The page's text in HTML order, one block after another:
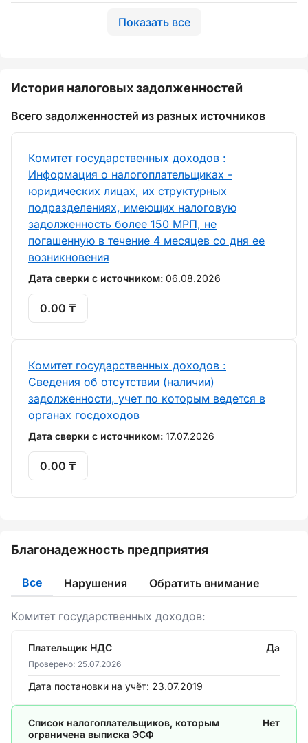
Показать все
История налоговых задолженностей
Всего задолженностей из разных источников
Комитет государственных доходов :
Информация о налогоплательщиках -
юридических лицах, их структурных
подразделениях, имеющих налоговую
задолженность более 150 МРП, не
погашенную в течение 4 месяцев со дня ее
возникновения
Дата сверки с источником: 06.08.2026
0.00 ₸
Комитет государственных доходов :
Сведения об отсутствии (наличии)
задолженности, учет по которым ведется в
органах госдоходов
Дата сверки с источником: 17.07.2026
0.00 ₸
Благонадежность предприятия
Все Нарушения Обратить внимание
Комитет государственных доходов:
Плательщик НДС Да
Проверено: 25.07.2026
Дата постановки на учёт: 23.07.2019
Список налогоплательщиков, которым
ограничена выписка ЭСФ
Нет